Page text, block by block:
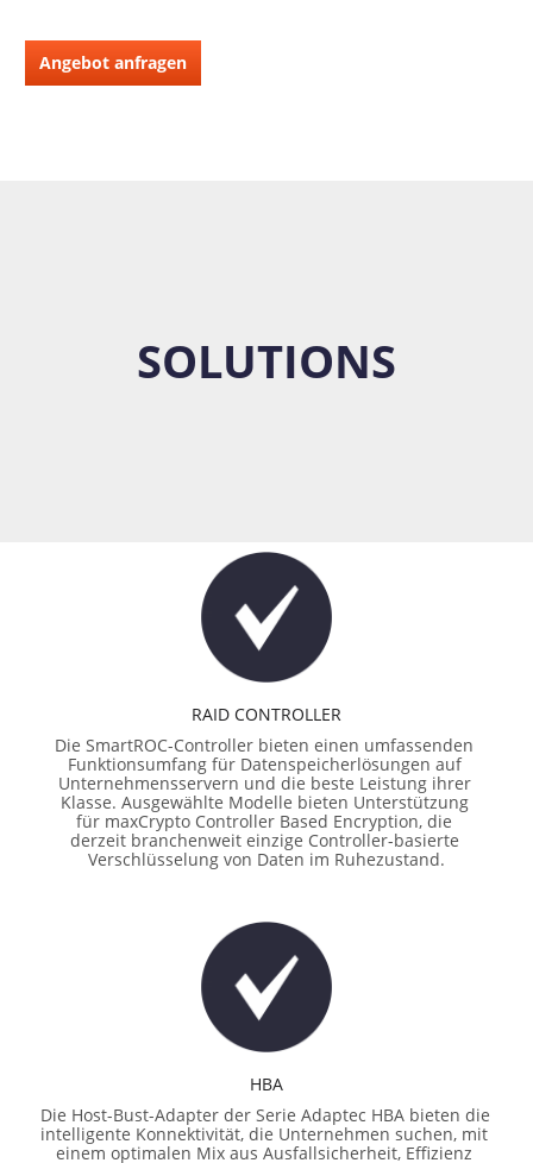
RAID CONTROLLER
Die SmartROC-Controller bieten einen umfassenden
Funktionsumfang für Datenspeicherlösungen auf
Unternehmensservern und die beste Leistung ihrer
Klasse. Ausgewählte Modelle bieten Unterstützung
für maxCrypto Controller Based Encryption, die
derzeit branchenweit einzige Controller-basierte
Verschlüsselung von Daten im Ruhezustand.
HBA
Die Host-Bust-Adapter der Serie Adaptec HBA bieten die
intelligente Konnektivität, die Unternehmen suchen, mit
einem optimalen Mix aus Ausfallsicherheit, Effizienz
SOLUTIONS
Angebot anfragen